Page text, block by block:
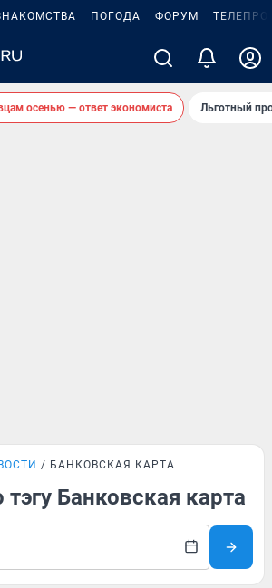
ПОГОДА ФОРУМ
осенью — ответ экономиста Льготный
БАНКОВСКАЯ КАРТА
Банковская карта